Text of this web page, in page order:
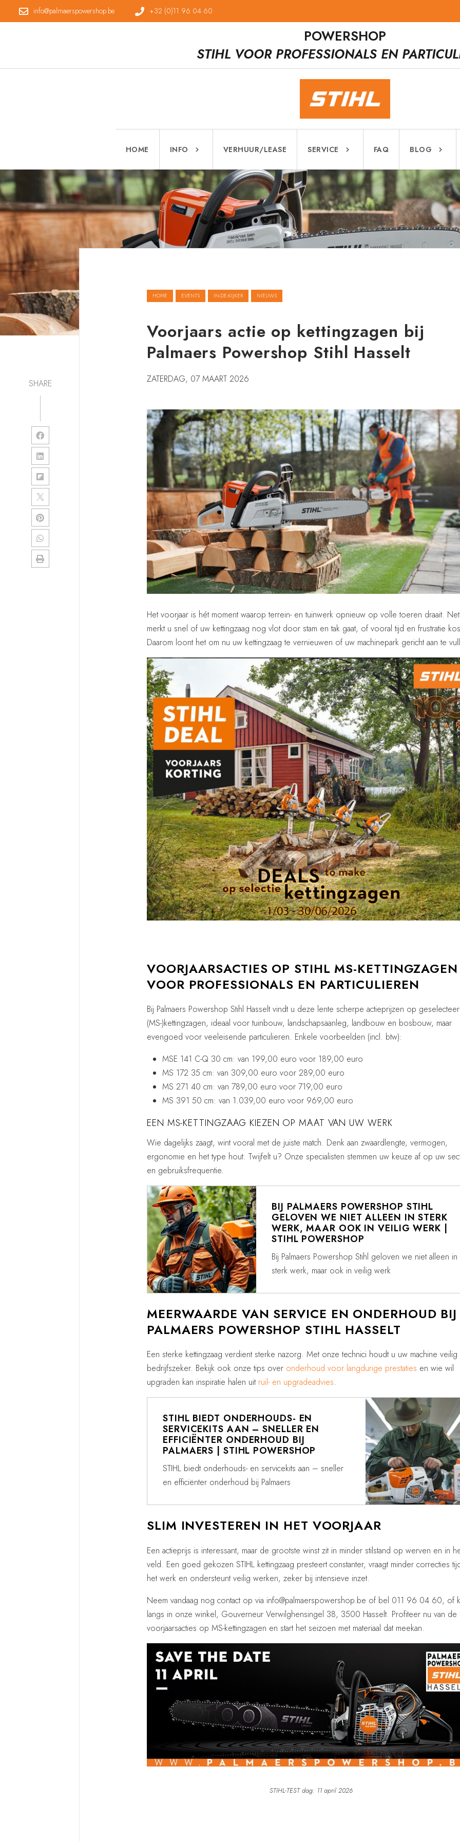
info@palmaerspowershop.be +32 (0)11 96 04 60
POWERSHOP
STIHL VOOR PROFESSIONALS EN
HOME INFO VERHUUR/LEASE SERVICE FAQ BLOG
SHARE
HOME EVENTS IN-DE-KIJKER NIEUWS
Voorjaars actie op kettingzagen bij
Palmaers Powershop Stihl Hasselt
ZATERDAG, 07 MAART 2026
Het voorjaar is hét moment waarop terrein- en tuinwerk opnieuw op volle toeren draait.
merkt u snel of uw kettingzaag nog vlot door stam en tak gaat, of vooral tijd en frustratie
Daarom loont het om nu uw kettingzaag te vernieuwen of uw machinepark gericht aan te
VOORJAARSACTIES OP STIHL MS-KETTINGZAGEN
VOOR PROFESSIONALS EN PARTICULIEREN
Bij Palmaers Powershop Stihl Hasselt vindt u deze lente scherpe actieprijzen op
(MS-)kettingzagen, ideaal voor tuinbouw, landschapsaanleg, landbouw en bosbouw, maar
evengoed voor veeleisende particulieren. Enkele voorbeelden (incl. btw):
MSE 141 C-Q 30 cm: van 199,00 euro voor 189,00 euro
MS 172 35 cm: van 309,00 euro voor 289,00 euro
MS 271 40 cm: van 789,00 euro voor 719,00 euro
MS 391 50 cm: van 1.039,00 euro voor 969,00 euro
EEN MS-KETTINGZAAG KIEZEN OP MAAT VAN UW WERK
Wie dagelijks zaagt, wint vooral met de juiste match. Denk aan zwaardlengte, vermogen,
ergonomie en het type hout. Twijfelt u? Onze specialisten stemmen uw keuze af op uw
en gebruiksfrequentie.
BIJ PALMAERS POWERSHOP STIHL
GELOVEN WE NIET ALLEEN IN STERK
WERK, MAAR OOK IN VEILIG WERK |
STIHL POWERSHOP
Bij Palmaers Powershop Stihl geloven we niet alleen in
sterk werk, maar ook in veilig werk
MEERWAARDE VAN SERVICE EN ONDERHOUD BIJ
PALMAERS POWERSHOP STIHL HASSELT
Een sterke kettingzaag verdient sterke nazorg. Met onze technici houdt u uw machine
bedrijfszeker. Bekijk ook onze tips over onderhoud voor langdurige prestaties en wie wil
upgraden kan inspiratie halen uit ruil- en upgradeadvies.
STIHL BIEDT ONDERHOUDS- EN
SERVICEKITS AAN – SNELLER EN
EFFICIËNTER ONDERHOUD BIJ
PALMAERS | STIHL POWERSHOP
STIHL biedt onderhouds- en servicekits aan – sneller
en efficiënter onderhoud bij Palmaers
SLIM INVESTEREN IN HET VOORJAAR
Een actieprijs is interessant, maar de grootste winst zit in minder stilstand op werven en in
veld. Een goed gekozen STIHL kettingzaag presteert constanter, vraagt minder correcties
het werk en ondersteunt veilig werken, zeker bij intensieve inzet.
Neem vandaag nog contact op via info@palmaerspowershop.be of bel 011 96 04 60, of
langs in onze winkel, Gouverneur Verwilghensingel 38, 3500 Hasselt. Profiteer nu van de
voorjaarsacties op MS-kettingzagen en start het seizoen met materiaal dat meekan.
STIHL-TEST dag: 11 april 2026